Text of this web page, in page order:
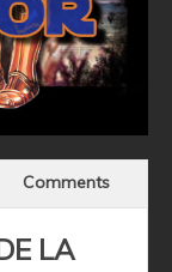
Comments
LA